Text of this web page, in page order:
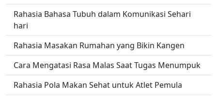
Rahasia Bahasa Tubuh dalam Komunikasi Sehari
hari
Rahasia Masakan Rumahan yang Bikin Kangen
Cara Mengatasi Rasa Malas Saat Tugas Menumpuk
Rahasia Pola Makan Sehat untuk Atlet Pemula